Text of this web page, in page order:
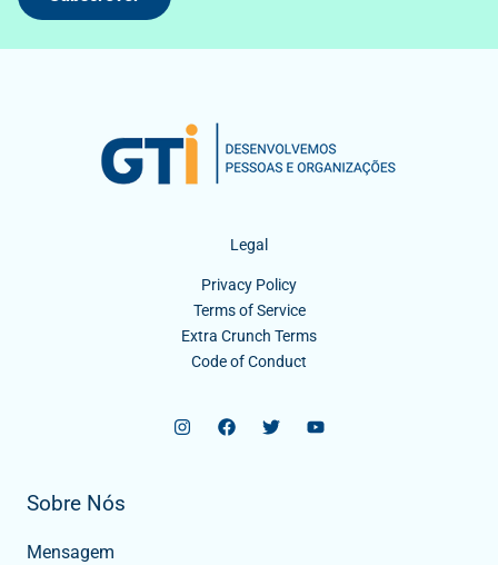
Legal
Privacy Policy
Terms of Service
Extra Crunch Terms
Code of Conduct
Sobre Nós
Mensagem